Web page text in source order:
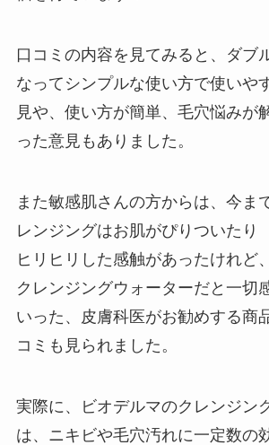
口コミの内容を見てみると、ダブ
なってシンプルな使い方で使いや
見や、使い方が簡単、毛穴悩みが
った意見もありました。
また敏感肌さんの方からは、今ま
レンジングはお肌がぴりついたり
ヒリヒリした感触があったけれど
クレンジングウォーターだと一切
いった、皮膚科医がお勧めする商
コミも見られました。
実際に、ビオデルマのクレンジン
は、ニキビや毛穴汚れに一定数の